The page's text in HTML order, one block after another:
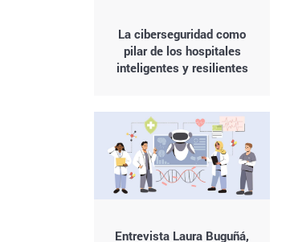
La ciberseguridad como
pilar de los hospitales
inteligentes y resilientes
Entrevista Laura Buguñá,